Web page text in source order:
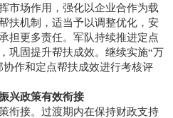
市场作用，强化以企业合作为载
扶机制，适当予以调整优化，安
担更多责任。军队持续推进定点
巩固提升帮扶成效。继续实施“万
作和定点帮扶成效进行考核评
兴政策有效衔接
接。过渡期内在保持财政支持